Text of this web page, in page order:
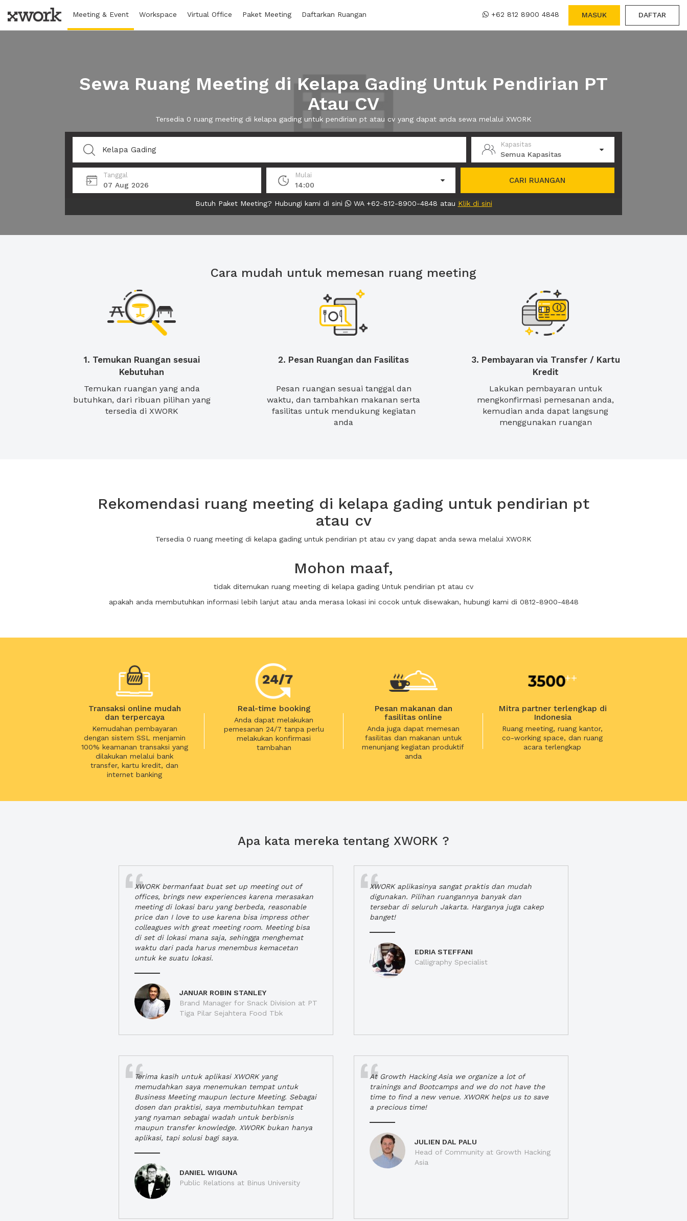
Meeting & Event Workspace Virtual Office Paket Meeting Daftarkan Ruangan +62 812 8900 4848 MASUK DAFTAR
Sewa Ruang Meeting di Kelapa Gading Untuk Pendirian PT
Atau CV
Tersedia 0 ruang meeting di kelapa gading untuk pendirian pt atau cv yang dapat anda sewa melalui XWORK
Kapasitas
Semua Kapasitas
Tanggal
07 Aug 2026
Mulai
14:00
CARI RUANGAN
Butuh Paket Meeting? Hubungi kami di sini WA +62-812-8900-4848 atau Klik di sini
Cara mudah untuk memesan ruang meeting
1. Temukan Ruangan sesuai
Kebutuhan
Temukan ruangan yang anda
butuhkan, dari ribuan pilihan yang
tersedia di XWORK
2. Pesan Ruangan dan Fasilitas
Pesan ruangan sesuai tanggal dan
waktu, dan tambahkan makanan serta
fasilitas untuk mendukung kegiatan
anda
3. Pembayaran via Transfer / Kartu
Kredit
Lakukan pembayaran untuk
mengkonfirmasi pemesanan anda,
kemudian anda dapat langsung
menggunakan ruangan
Rekomendasi ruang meeting di kelapa gading untuk pendirian pt
atau cv
Tersedia 0 ruang meeting di kelapa gading untuk pendirian pt atau cv yang dapat anda sewa melalui XWORK
Mohon maaf,
tidak ditemukan ruang meeting di kelapa gading Untuk pendirian pt atau cv
apakah anda membutuhkan informasi lebih lanjut atau anda merasa lokasi ini cocok untuk disewakan, hubungi kami di 0812-8900-4848
Transaksi online mudah
dan terpercaya
Kemudahan pembayaran
dengan sistem SSL menjamin
100% keamanan transaksi yang
dilakukan melalui bank
transfer, kartu kredit, dan
internet banking
Real-time booking
Anda dapat melakukan
pemesanan 24/7 tanpa perlu
melakukan konfirmasi
tambahan
Pesan makanan dan
fasilitas online
Anda juga dapat memesan
fasilitas dan makanan untuk
menunjang kegiatan produktif
anda
Mitra partner terlengkap di
Indonesia
Ruang meeting, ruang kantor,
co-working space, dan ruang
acara terlengkap
Apa kata mereka tentang XWORK ?
XWORK bermanfaat buat set up meeting out of
offices, brings new experiences karena merasakan
meeting di lokasi baru yang berbeda, reasonable
price dan I love to use karena bisa impress other
colleagues with great meeting room. Meeting bisa
di set di lokasi mana saja, sehingga menghemat
waktu dari pada harus menembus kemacetan
untuk ke suatu lokasi.
JANUAR ROBIN STANLEY
Brand Manager for Snack Division at PT
Tiga Pilar Sejahtera Food Tbk
XWORK aplikasinya sangat praktis dan mudah
digunakan. Pilihan ruangannya banyak dan
tersebar di seluruh Jakarta. Harganya juga cakep
banget!
EDRIA STEFFANI
Calligraphy Specialist
Terima kasih untuk aplikasi XWORK yang
memudahkan saya menemukan tempat untuk
Business Meeting maupun lecture Meeting. Sebagai
dosen dan praktisi, saya membutuhkan tempat
yang nyaman sebagai wadah untuk berbisnis
maupun transfer knowledge. XWORK bukan hanya
aplikasi, tapi solusi bagi saya.
DANIEL WIGUNA
Public Relations at Binus University
At Growth Hacking Asia we organize a lot of
trainings and Bootcamps and we do not have the
time to find a new venue. XWORK helps us to save
a precious time!
JULIEN DAL PALU
Head of Community at Growth Hacking
Asia